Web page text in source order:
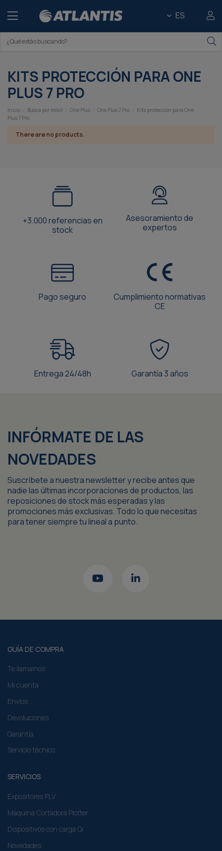
ES
KITS PROTECCIÓN PARA ONE
PLUS 7 PRO
Inicio Busca por móvil One Plus One Plus 7 Pro
Kits protección para One
Plus 7 Pro
There are no products.
+3.000 referencias en
stock
Asesoramiento de
expertos
Pago seguro
Cumplimiento normativas
CE
Entrega 24/48h Garantía 3 años
INFÓRMATE DE LAS
NOVEDADES
Suscríbete a nuestra newsletter y recibe antes que
nadie las últimas incorporaciones de productos, las
reposiciones de stock más esperadas y las
promociones más exclusivas. Todo lo que necesitas
para tener siempre tu lineal a punto.
GUÍA DE COMPRA
Te llamamos
Mi cuenta
Envíos
Devoluciones
Garantía
Servicio técnico
SERVICIOS
Expositores PLV
Máquina Cortadora Plotter
Dispositivos con carga Qi
Novedades